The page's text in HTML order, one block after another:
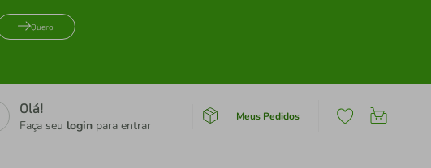
Quero
Olá!
Faça seu login para entrar
Meus Pedidos